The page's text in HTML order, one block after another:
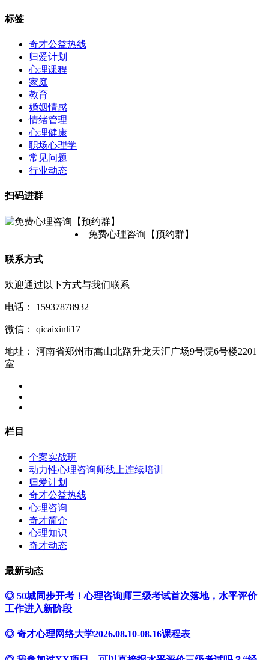
标签
奇才公益热线
归爱计划
心理课程
家庭
教育
婚姻情感
情绪管理
心理健康
职场心理学
常见问题
行业动态
扫码进群
免费心理咨询【预约群】
联系方式
欢迎通过以下方式与我们联系
电话： 15937878932
微信： qicaixinli17
地址：
河南省郑州市嵩山北路升龙天汇广场9号院6号楼2201
室
栏目
个案实战班
动力性心理咨询师线上连续培训
归爱计划
奇才公益热线
心理咨询
奇才简介
心理知识
奇才动态
最新动态
◎ 50城同步开考！心理咨询师三级考试首次落地，水平评价
工作进入新阶段
◎ 奇才心理网络大学2026.08.10-08.16课程表